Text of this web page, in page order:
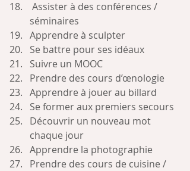
séminaires
Apprendre à sculpter
Se battre pour ses idéaux
Suivre un MOOC
Prendre des cours d’œnologie
Apprendre à jouer au billard
Se former aux premiers secours
Découvrir un nouveau mot
chaque jour
Apprendre la photographie
Prendre des cours de cuisine /